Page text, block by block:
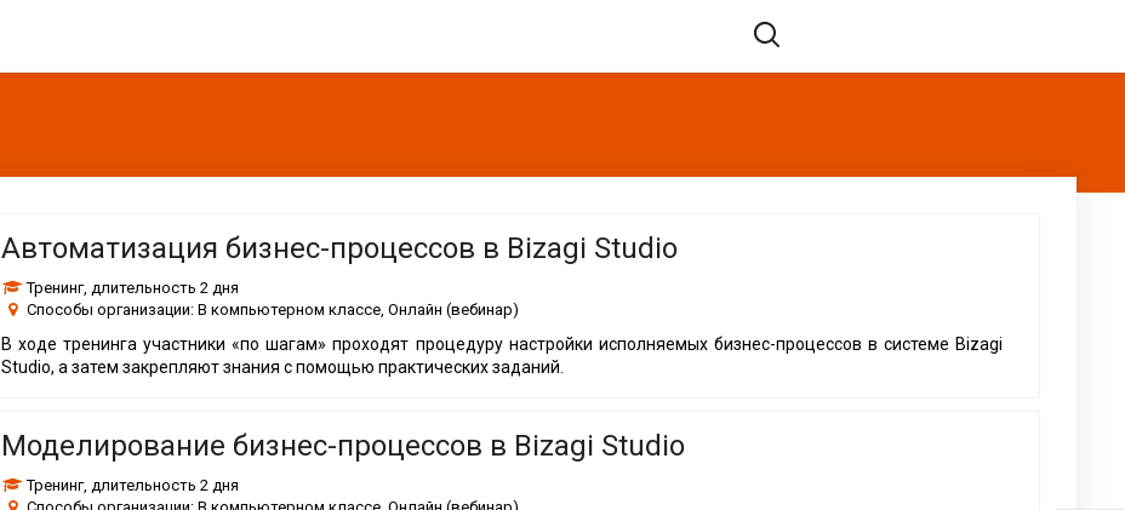
Автоматизация бизнес-процессов в Bizagi Studio
Тренинг, длительность 2 дня
Способы организации: В компьютерном классе, Онлайн (вебинар)
В ходе тренинга участники «по шагам» проходят процедуру настройки исполняемых бизнес-процессов в системе Bizagi
Studio, а затем закрепляют знания с помощью практических заданий.
Моделирование бизнес-процессов в Bizagi Studio
Тренинг, длительность 2 дня